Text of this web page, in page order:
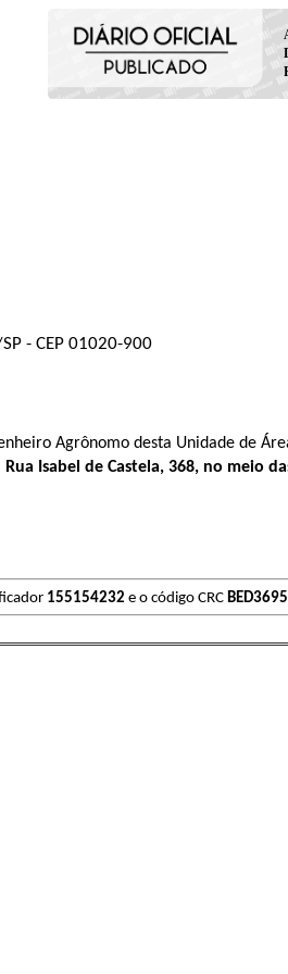
- CEP 01020-900
Agrônomo desta Unidade de
Rua Isabel de Castela, 368, no meio
155154232 e o código CRC